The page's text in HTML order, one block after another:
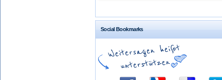
Social Bookmarks